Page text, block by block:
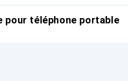
pour téléphone portable